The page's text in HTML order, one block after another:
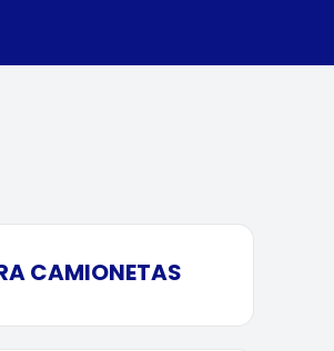
CAMIONETAS